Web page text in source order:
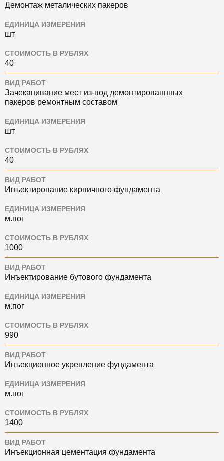
Демонтаж металических пакеров
ЕДИНИЦА ИЗМЕРЕНИЯ
шт
СТОИМОСТЬ В РУБЛЯХ
40
ВИД РАБОТ
Зачеканивание мест из-под демонтированнных
пакеров ремонтным составом
ЕДИНИЦА ИЗМЕРЕНИЯ
шт
СТОИМОСТЬ В РУБЛЯХ
40
ВИД РАБОТ
Инъектирование кирпичного фундамента
ЕДИНИЦА ИЗМЕРЕНИЯ
м.пог
СТОИМОСТЬ В РУБЛЯХ
1000
ВИД РАБОТ
Инъектирование бутового фундамента
ЕДИНИЦА ИЗМЕРЕНИЯ
м.пог
СТОИМОСТЬ В РУБЛЯХ
990
ВИД РАБОТ
Инъекционное укрепление фундамента
ЕДИНИЦА ИЗМЕРЕНИЯ
м.пог
СТОИМОСТЬ В РУБЛЯХ
1400
ВИД РАБОТ
Инъекционная цементация фундамента